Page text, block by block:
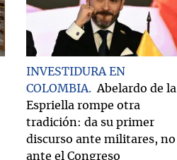
INVESTIDURA EN
COLOMBIA
Abelardo de la
Espriella rompe otra
tradición: da su primer
discurso ante militares, no
ante el Congreso